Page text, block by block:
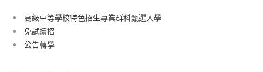
高級中等學校特色招生專業群科甄選入學
免試續招
公告轉學